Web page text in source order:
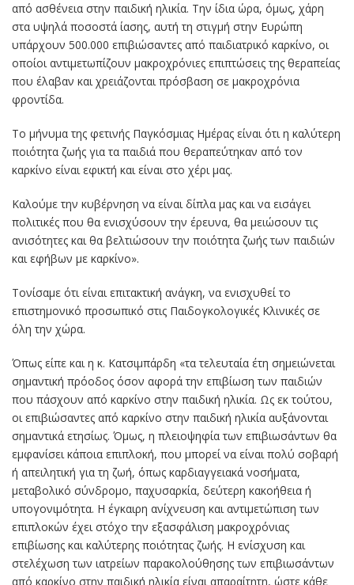
από ασθένεια στην παιδική ηλικία. Την ίδια ώρα, όμως, χάρη
στα υψηλά ποσοστά ίασης, αυτή τη στιγμή στην Ευρώπη
υπάρχουν 500.000 επιβιώσαντες από παιδιατρικό καρκίνο, οι
οποίοι αντιμετωπίζουν μακροχρόνιες επιπτώσεις της θεραπείας
που έλαβαν και χρειάζονται πρόσβαση σε μακροχρόνια
φροντίδα.
Το μήνυμα της φετινής Παγκόσμιας Ημέρας είναι ότι η καλύτερη
ποιότητα ζωής για τα παιδιά που θεραπεύτηκαν από τον
καρκίνο είναι εφικτή και είναι στο χέρι μας.
Καλούμε την κυβέρνηση να είναι δίπλα μας και να εισάγει
πολιτικές που θα ενισχύσουν την έρευνα, θα μειώσουν τις
ανισότητες και θα βελτιώσουν την ποιότητα ζωής των παιδιών
και εφήβων με καρκίνο».
Τονίσαμε ότι είναι επιτακτική ανάγκη, να ενισχυθεί το
επιστημονικό προσωπικό στις Παιδογκολογικές Κλινικές σε
όλη την χώρα.
Όπως είπε και η κ. Κατσιμπάρδη «τα τελευταία έτη σημειώνεται
σημαντική πρόοδος όσον αφορά την επιβίωση των παιδιών
που πάσχουν από καρκίνο στην παιδική ηλικία. Ως εκ τούτου,
οι επιβιώσαντες από καρκίνο στην παιδική ηλικία αυξάνονται
σημαντικά ετησίως. Όμως, η πλειοψηφία των επιβιωσάντων θα
εμφανίσει κάποια επιπλοκή, που μπορεί να είναι πολύ σοβαρή
ή απειλητική για τη ζωή, όπως καρδιαγγειακά νοσήματα,
μεταβολικό σύνδρομο, παχυσαρκία, δεύτερη κακοήθεια ή
υπογονιμότητα. Η έγκαιρη ανίχνευση και αντιμετώπιση των
επιπλοκών έχει στόχο την εξασφάλιση μακροχρόνιας
επιβίωσης και καλύτερης ποιότητας ζωής. Η ενίσχυση και
στελέχωση των ιατρείων παρακολούθησης των επιβιωσάντων
από καρκίνο στην παιδική ηλικία είναι απαραίτητη, ώστε κάθε